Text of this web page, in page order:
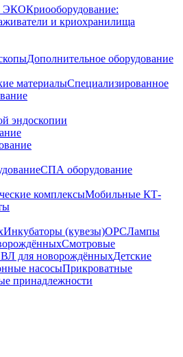
ЭКОКриооборудование:
и криохранилища
Дополнительное оборудование
материалыСпециализированное
эндоскопии
СПА оборудование
комплексыМобильные КТ-
Инкубаторы (кувезы)ОРСЛампы
Смотровые
для новорождённыхДетские
насосыПрикроватные
принадлежности